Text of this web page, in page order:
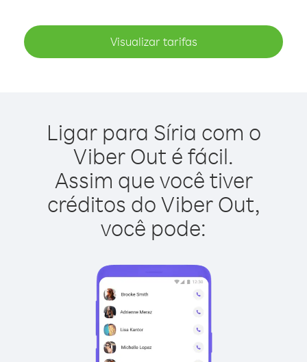
Visualizar tarifas
Ligar para Síria com o
Viber Out é fácil.
Assim que você tiver
créditos do Viber Out,
você pode: